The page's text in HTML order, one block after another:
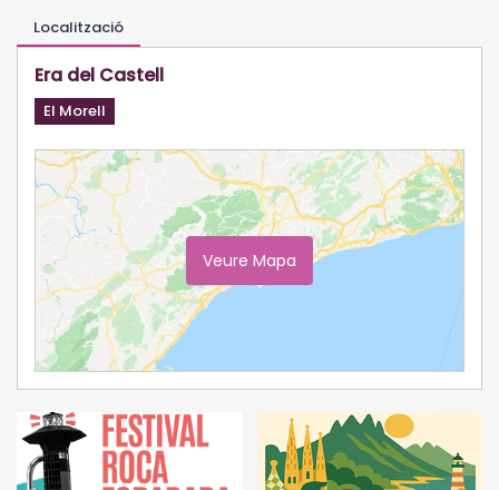
Localització
Era del Castell
El Morell
Veure Mapa